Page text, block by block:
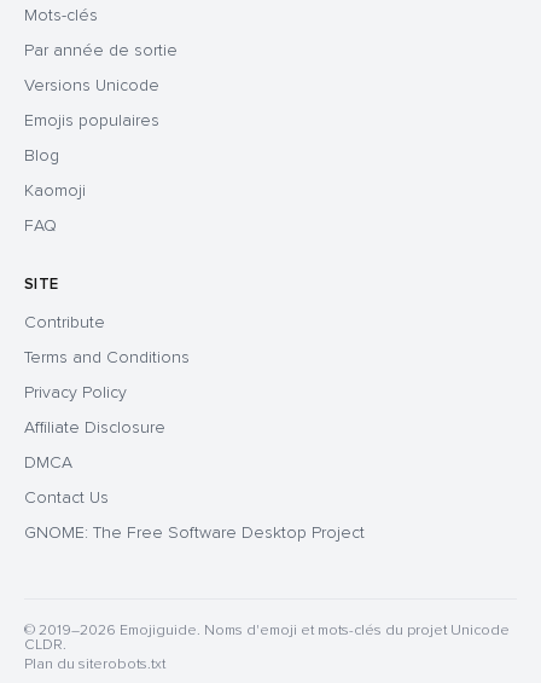
Mots-clés
Par année de sortie
Versions Unicode
Emojis populaires
Blog
Kaomoji
FAQ
SITE
Contribute
Terms and Conditions
Privacy Policy
Affiliate Disclosure
DMCA
Contact Us
GNOME: The Free Software Desktop Project
© 2019–2026 Emojiguide. Noms d'emoji et mots-clés du projet Unicode
CLDR.
Plan du siterobots.txt